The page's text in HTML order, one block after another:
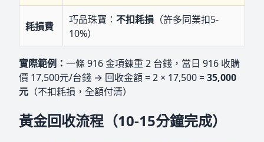
耗損費
巧品珠寶： 不扣耗損 （許多同業扣5-
10%）
實際範例： 一條 916 金項鍊重 2 台錢，當日 916 收購
價 17,500元/台錢 → 回收金額 = 2 × 17,500 =35,000
元 （不扣耗損，全額付清）
黃金回收流程（10-15分鐘完成）